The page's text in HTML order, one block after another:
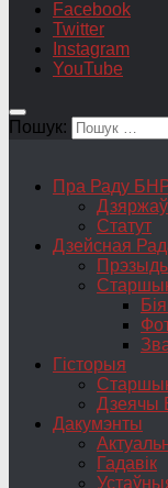
Facebook
Twitter
Instagram
YouTube
Пошук:
Пра Раду
Статут
Дзейсная
Гісторыя
Дзеячы
Дакумэнты
Гадавік